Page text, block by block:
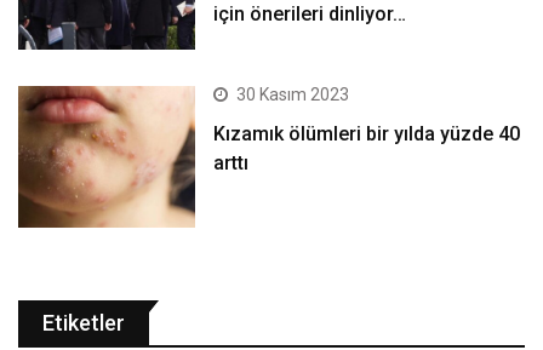
için önerileri dinliyor…
30 Kasım 2023
Kızamık ölümleri bir yılda yüzde 40
arttı
Etiketler